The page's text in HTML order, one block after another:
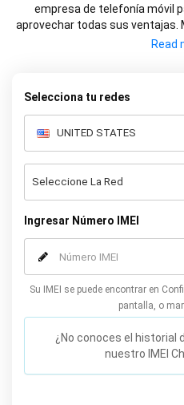
empresa de telefonía móvil
aprovechar todas sus ventajas.
fantástico y un excelente
Selecciona tu redes
Ingresar Número IMEI
Su IMEI se puede encontrar en
pantalla, o
¿No conoces el historial
nuestro IMEI